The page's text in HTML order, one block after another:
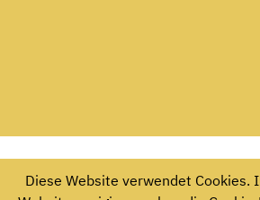
Diese Website verwendet Cookies.